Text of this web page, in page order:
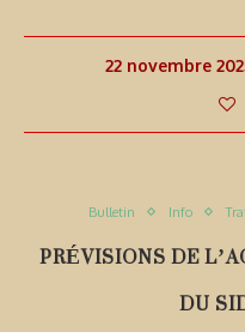
22 novembre
Bulletin Info
PRÉVISIONS DE
DU